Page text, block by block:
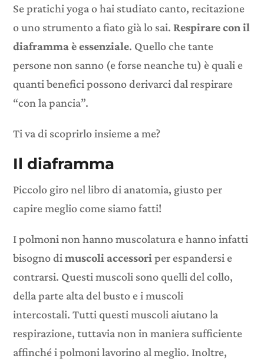
Se pratichi yoga o hai studiato canto, recitazione
o uno strumento a fiato già lo sai.Respirare con il
diaframma è essenziale. Quello che tante
persone non sanno (e forse neanche tu) è quali e
quanti benefici possono derivarci dal respirare
“con la pancia”.
Ti va di scoprirlo insieme a me?
Il diaframma
Piccolo giro nel libro di anatomia, giusto per
capire meglio come siamo fatti!
I polmoni non hanno muscolatura e hanno infatti
bisogno dimuscoli accessori per espandersi e
contrarsi. Questi muscoli sono quelli del collo,
della parte alta del busto e i muscoli
intercostali. Tutti questi muscoli aiutano la
respirazione, tuttavia non in maniera sufficiente
affinché i polmoni lavorino al meglio. Inoltre,